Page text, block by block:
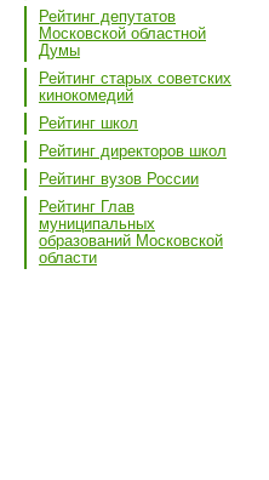
Рейтинг депутатов
Московской областной
Думы
Рейтинг старых советских
кинокомедий
Рейтинг школ
Рейтинг директоров школ
Рейтинг вузов России
Рейтинг Глав
муниципальных
образований Московской
области